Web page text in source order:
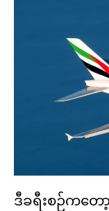
ဒီခရီးစဉ်ကတေ